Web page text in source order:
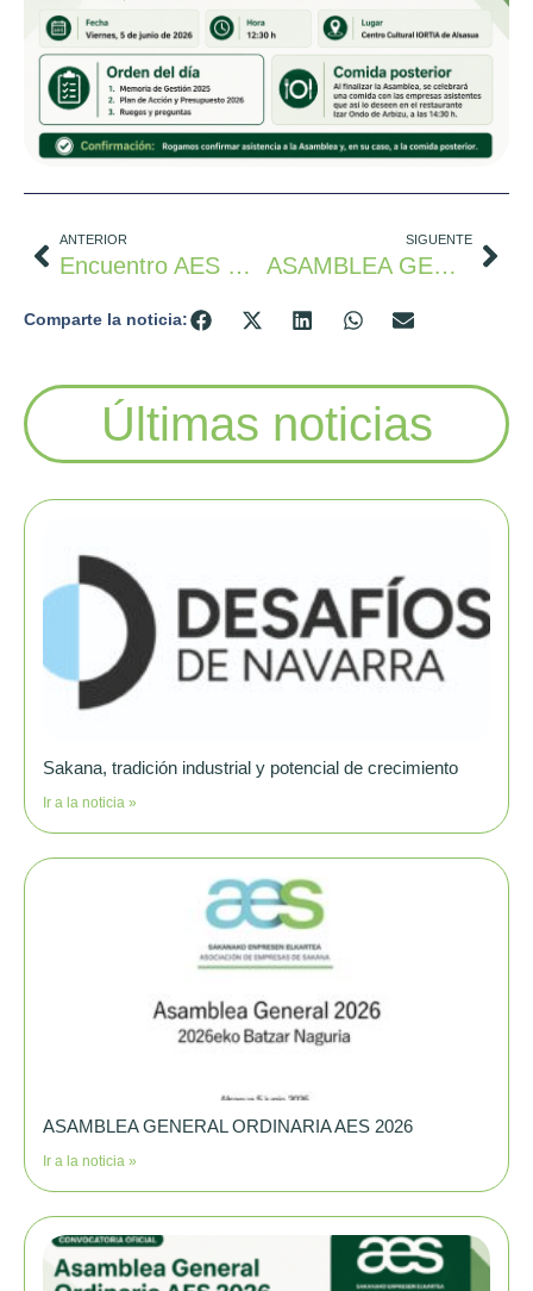
ANTERIOR
Encuentro AES Y CEIN (Tejer Redes. Compartir Conocimiento. Crecer Juntos.)
SIGUENTE
ASAMBLEA GENERAL ORDINARIA AES 2026
Comparte la noticia:
Últimas noticias
Sakana, tradición industrial y potencial de crecimiento
Ir a la noticia »
ASAMBLEA GENERAL ORDINARIA AES 2026
Ir a la noticia »